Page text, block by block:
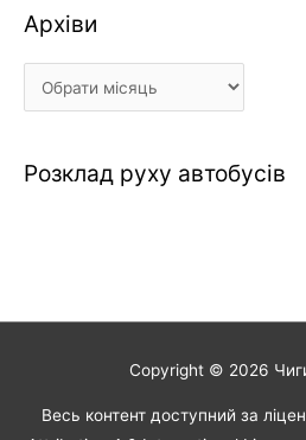
Архіви
Архіви
Розклад руху автобусів
Copyright © 2026
Весь контент доступний за